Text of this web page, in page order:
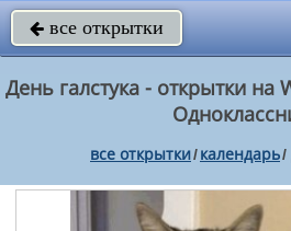
 все открытки
День галстука - открытки на
все открытки/календарь/